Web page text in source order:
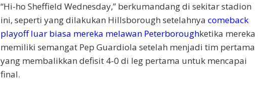
“Hi-ho Sheffield Wednesday,” berkumandang di sekitar stadion
ini, seperti yang dilakukan Hillsborough setelahnya comeback
playoff luar biasa mereka melawan Peterboroughketika mereka
memiliki semangat Pep Guardiola setelah menjadi tim pertama
yang membalikkan defisit 4-0 di leg pertama untuk mencapai
final.